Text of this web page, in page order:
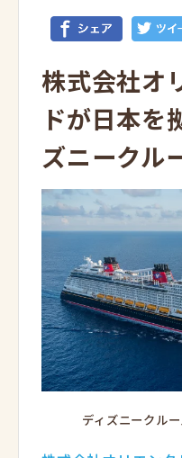
株式会社オ
ドが日本を
ズニークル
ディズニークル